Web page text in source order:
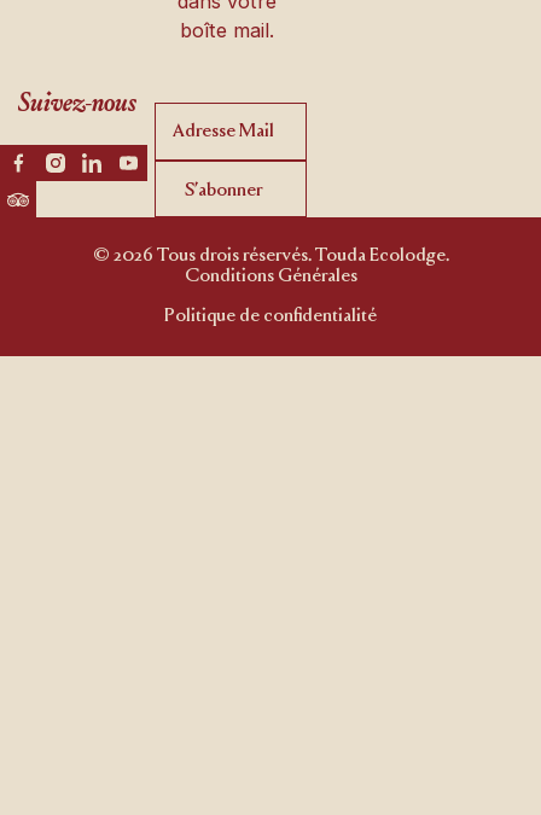
Suivez-nous
boîte mail.
S’abonner
S’abonner
© 2026 Tous drois réservés. Touda Ecolodge.
Conditions Générales
Politique de confidentialité